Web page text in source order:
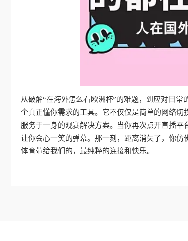
从破解“在海外怎么看欧洲杯”的难题，到应对日
个真正懂你需求的工具。它不仅仅是简单的网络
服务于一身的观赛解决方案。当你再次点开直播平
让你会心一笑的弹幕。那一刻，距离消失了，你
体育带给我们的，最纯粹的连接和快乐。